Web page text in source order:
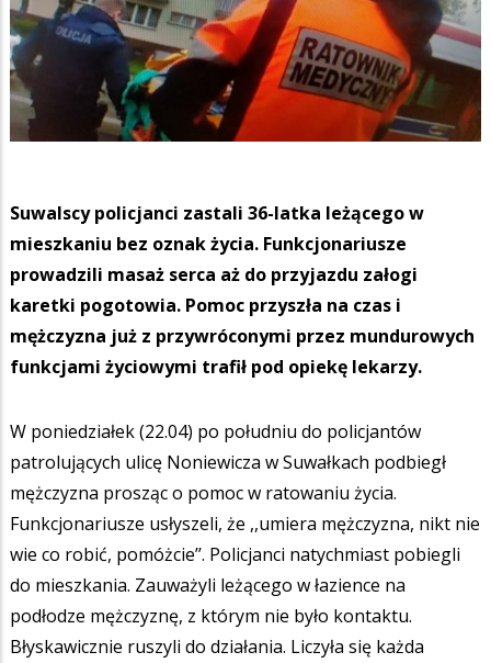
Suwalscy policjanci zastali 36-latka leżącego w
mieszkaniu bez oznak życia. Funkcjonariusze
prowadzili masaż serca aż do przyjazdu załogi
karetki pogotowia. Pomoc przyszła na czas i
mężczyzna już z przywróconymi przez mundurowych
funkcjami życiowymi trafił pod opiekę lekarzy.
W poniedziałek (22.04) po południu do policjantów
patrolujących ulicę Noniewicza w Suwałkach podbiegł
mężczyzna prosząc o pomoc w ratowaniu życia.
Funkcjonariusze usłyszeli, że ,,umiera mężczyzna, nikt nie
wie co robić, pomóżcie’’. Policjanci natychmiast pobiegli
do mieszkania. Zauważyli leżącego w łazience na
podłodze mężczyznę, z którym nie było kontaktu.
Błyskawicznie ruszyli do działania. Liczyła się każda